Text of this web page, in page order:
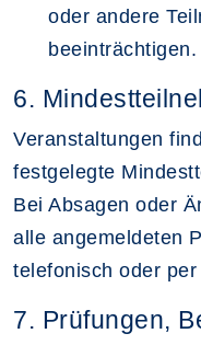
oder andere
beeinträchtigen.
6.
Veranstaltungen
festgelegte
Bei Absagen oder
alle angemeldeten
telefonisch oder
7. Prüfungen,